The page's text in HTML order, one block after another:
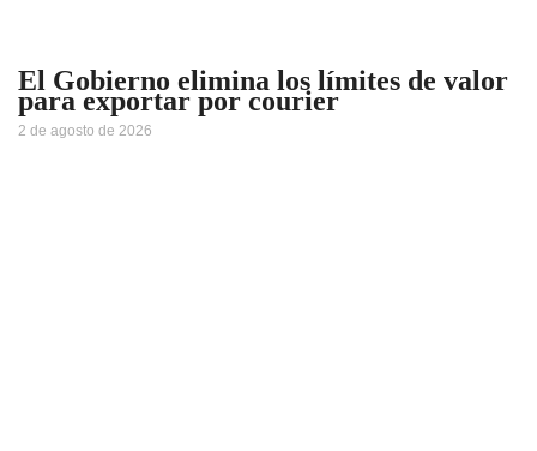
El Gobierno elimina los límites de valor
para exportar por courier
2 de agosto de 2026